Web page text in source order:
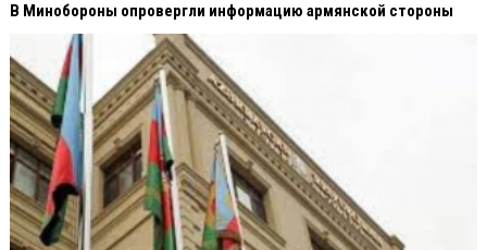
В Минобороны опровергли информацию армянской стороны